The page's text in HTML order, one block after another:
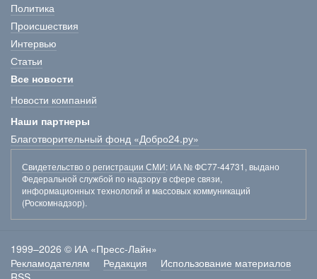
Политика
Происшествия
Интервью
Статьи
Все новости
Новости компаний
Наши партнеры
Благотворительный фонд «Добро24.ру»
Свидетельство о регистрации СМИ: ИА № ФС77-44731, выдано
Федеральной службой по надзору в сфере связи,
информационных технологий и массовых коммуникаций
(Роскомнадзор).
1999–2026 © ИА «Пресс-Лайн»
Рекламодателям
Редакция
Использование материалов